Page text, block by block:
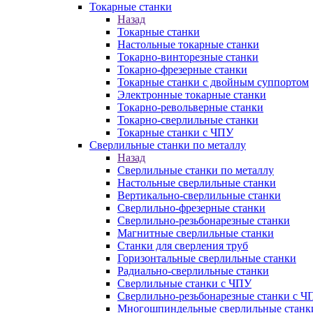
Токарные станки
Назад
Токарные станки
Настольные токарные станки
Токарно-винторезные станки
Токарно-фрезерные станки
Токарные станки с двойным суппортом
Электронные токарные станки
Токарно-револьверные станки
Токарно-сверлильные станки
Токарные станки с ЧПУ
Сверлильные станки по металлу
Назад
Сверлильные станки по металлу
Настольные сверлильные станки
Вертикально-сверлильные станки
Сверлильно-фрезерные станки
Сверлильно-резьбонарезные станки
Магнитные сверлильные станки
Станки для сверления труб
Горизонтальные сверлильные станки
Радиально-сверлильные станки
Сверлильные станки с ЧПУ
Сверлильно-резьбонарезные станки с
Многошпиндельные сверлильные